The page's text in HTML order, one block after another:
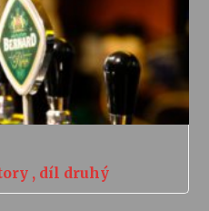
, díl druhý